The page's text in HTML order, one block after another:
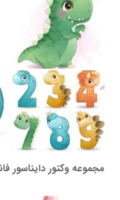
مجموعه وکتور دایناسور